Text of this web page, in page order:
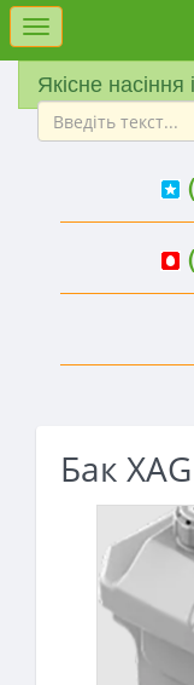
Меню
Якісне насіння
Бак